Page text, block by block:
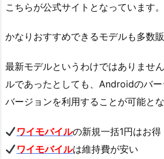
こちらが公式サイトとなっています。
かなりおすすめできるモデルも多数販
最新モデルというわけではありませ
ルであったとしても、Androidのバ
バージョンを利用することが可能とな
ワイモバイルの新規一括1円はお得
ワイモバイルは維持費が安い